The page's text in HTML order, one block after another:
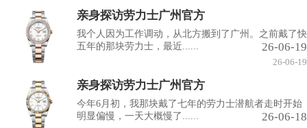
亲身探访劳力士广州官方
我个人因为工作调动，从北方搬到了广州。之前戴了快
五年的那块劳力士，最近......
26-06-19
26-06-19
亲身探访劳力士广州官方
今年6月初，我那块戴了七年的劳力士潜航者走时开始
明显偏慢，一天大概慢了......
26-06-18